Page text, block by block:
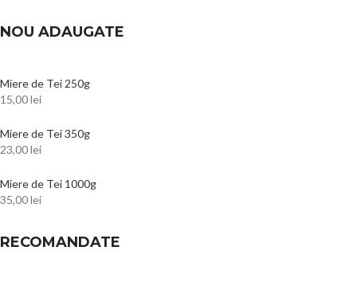
NOU ADAUGATE
Miere de Tei 250g
15,00lei
Miere de Tei 350g
23,00lei
Miere de Tei 1000g
35,00lei
RECOMANDATE